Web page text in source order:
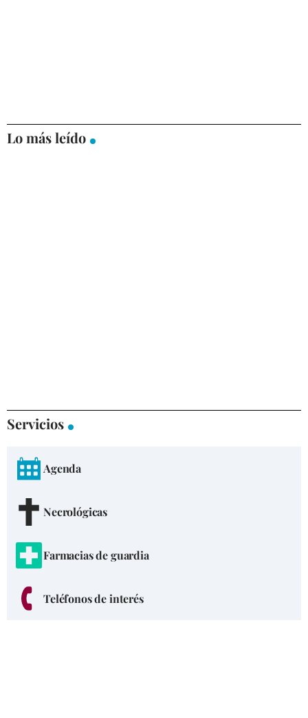
Lo más leído
Servicios
Agenda
Necrológicas
Farmacias de guardia
Teléfonos de interés